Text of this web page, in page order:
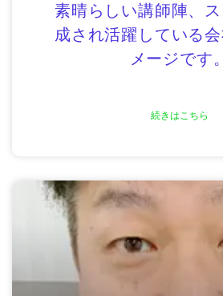
素晴らしい講師陣、
成され活躍している
メージです。
続きはこちら